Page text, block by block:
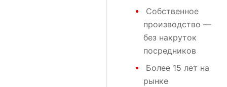
Собственное
производство —
без накруток
посредников
Более 15 лет на
рынке